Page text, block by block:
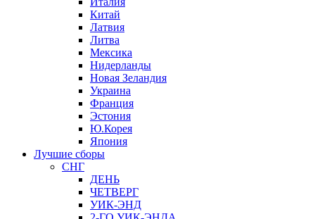
Китай
Латвия
Литва
Мексика
Нидерланды
Новая Зеландия
Украина
Франция
Эстония
Ю.Корея
Япония
Лучшие сборы
СНГ
ДЕНЬ
ЧЕТВЕРГ
УИК-ЭНД